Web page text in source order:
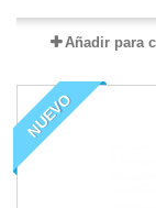
Añadir para
NUEVO